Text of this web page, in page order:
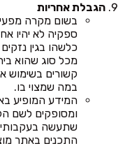
הגבלת אחריות
בשום מקרה
ספקיה לא יהיו
כלשהו בגין
מכל סוג שהוא
קשורים בשימוש
במה שמצוי בו.
המידע המופיע
ומסופקים לשם
שתעשה